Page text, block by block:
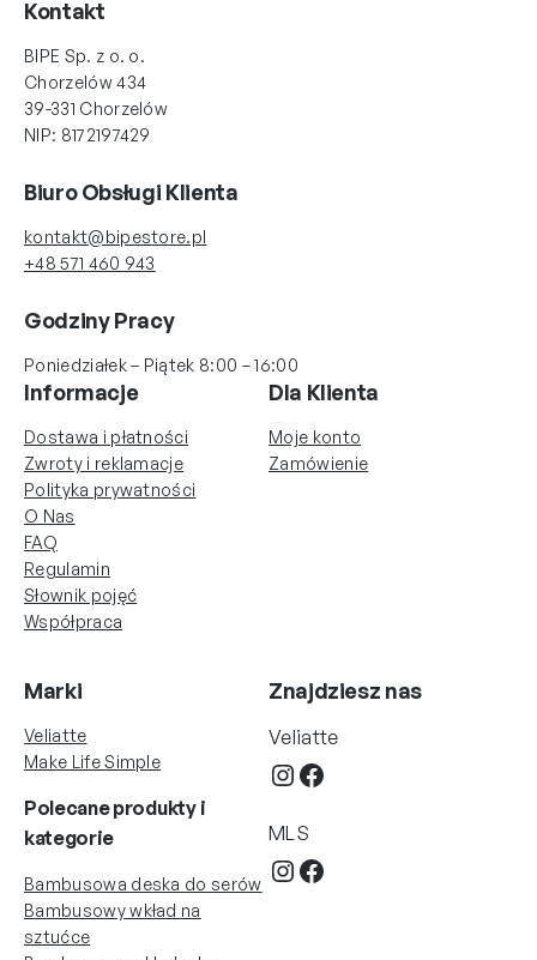
Kontakt
BIPE Sp. z o. o.
Chorzelów 434
39-331 Chorzelów
NIP: 8172197429
Biuro Obsługi Klienta
kontakt@bipestore.pl
+48 571 460 943
Godziny Pracy
Poniedziałek – Piątek 8:00 – 16:00
Informacje
Dostawa i płatności
Zwroty i reklamacje
Polityka prywatności
O Nas
FAQ
Regulamin
Słownik pojęć
Współpraca
Dla Klienta
Moje konto
Zamówienie
Marki
Veliatte
Make Life Simple
Polecane produkty i
kategorie
Bambusowa deska do serów
Bambusowy wkład na
sztućce
Znajdziesz nas
Veliatte
InstagramFacebook
MLS
InstagramFacebook